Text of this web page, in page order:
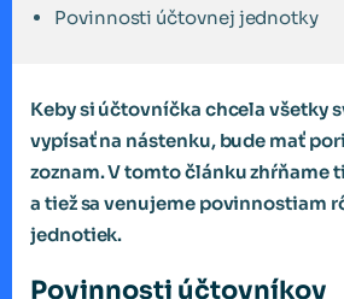
Povinnosti účtovnej jednotky
Keby si účtovníčka chcela všetky
vypísať na nástenku, bude mať
zoznam. V tomto článku zhŕňame
a tiež sa venujeme povinnostiam
jednotiek.
Povinnosti účtovníkov